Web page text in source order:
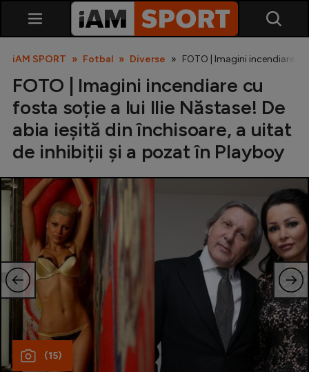
SuperLiga
Liga 2
Cupa României
Echipa Națională
Fotbal feminin
Special
iAM SPORT Fotbal Diverse FOTO | Imagini incendiare
FOTO | Imagini incendiare cu
fosta soție a lui Ilie Năstase! De
abia ieșită din închisoare, a uitat
de inhibiții și a pozat în Playboy
(15)